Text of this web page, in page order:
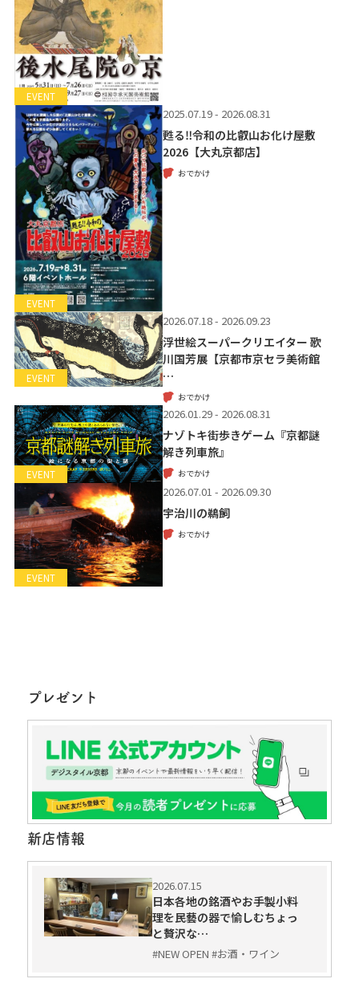
EVENT
EVENT
2025.07.19 - 2026.08.31
甦る‼令和の比叡山お化け屋敷
2026【大丸京都店】
おでかけ
EVENT
2026.07.18 - 2026.09.23
浮世絵スーパークリエイター 歌
川国芳展【京都市京セラ美術館
…
おでかけ
EVENT
2026.01.29 - 2026.08.31
ナゾトキ街歩きゲーム『京都謎
解き列車旅』
おでかけ
EVENT
2026.07.01 - 2026.09.30
宇治川の鵜飼
おでかけ
プレゼント
新店情報
2026.07.15
日本各地の銘酒やお手製小料
理を民藝の器で愉しむちょっ
と贅沢な…
#NEW OPEN #お酒・ワイン